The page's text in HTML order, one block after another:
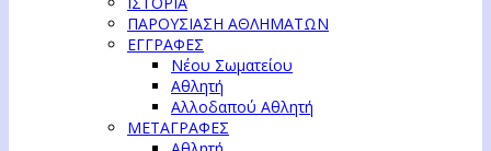
ΠΑΡΟΥΣΙΑΣΗ ΑΘΛΗΜΑΤΩΝ
ΕΓΓΡΑΦΕΣ
Νέου Σωματείου
Αθλητή
Αλλοδαπού Αθλητή
ΜΕΤΑΓΡΑΦΕΣ